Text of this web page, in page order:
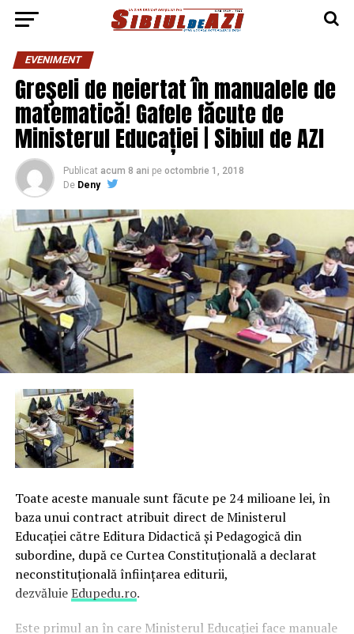
EVENIMENT
Greşeli de neiertat în manualele de
matematică! Gafele făcute de
Ministerul Educației | Sibiul de AZI
Publicat acum 8 ani pe octombrie 1, 2018
De Deny
Toate aceste manuale sunt făcute pe 24 milioane lei, în
baza unui contract atribuit direct de Ministerul
Educaţiei către Editura Didactică şi Pedagogică din
subordine, după ce Curtea Constituţională a declarat
neconstituţională înfiinţarea editurii,
dezvăluieEdupedu.ro.
Este primul an în care Ministerul Educaţiei face manuale